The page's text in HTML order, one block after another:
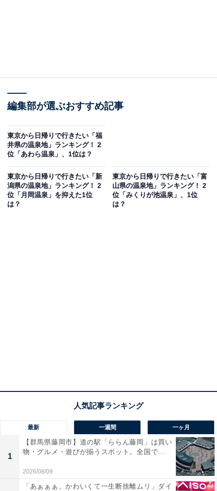
編集部が選ぶおすすめ記事
東京から日帰りで行きたい「福
井県の温泉地」ランキング！ 2
位「あわら温泉」、1位は？
東京から日帰りで行きたい「新
潟県の温泉地」ランキング！ 2
位「月岡温泉」を抑えた1位
は？
東京から日帰りで行きたい「富
山県の温泉地」ランキング！ 2
位「みくりが池温泉」、1位
は？
最新 一週間 一ヶ月
1
【群馬県藤岡市】道の駅「ららん藤岡」は買い
物・グルメ・遊びが揃うスポット。全国で...
2026/08/09
「あぁぁぁ。かわいくて一生断捨離ムリ」ダイ